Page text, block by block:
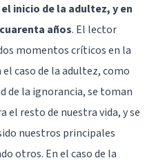
inicio de la adultez, y en
años. El lector
momentos críticos en la
el caso de la adultez, como
de la ignorancia, se toman
el resto de nuestra vida, y se
nuestros principales
otros. En el caso de la